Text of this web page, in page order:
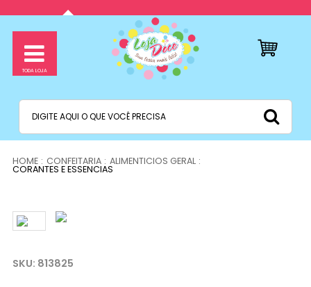
CONFEITARIA ALIMENTICIOS GERAL
CORANTES E ESSENCIAS
813825